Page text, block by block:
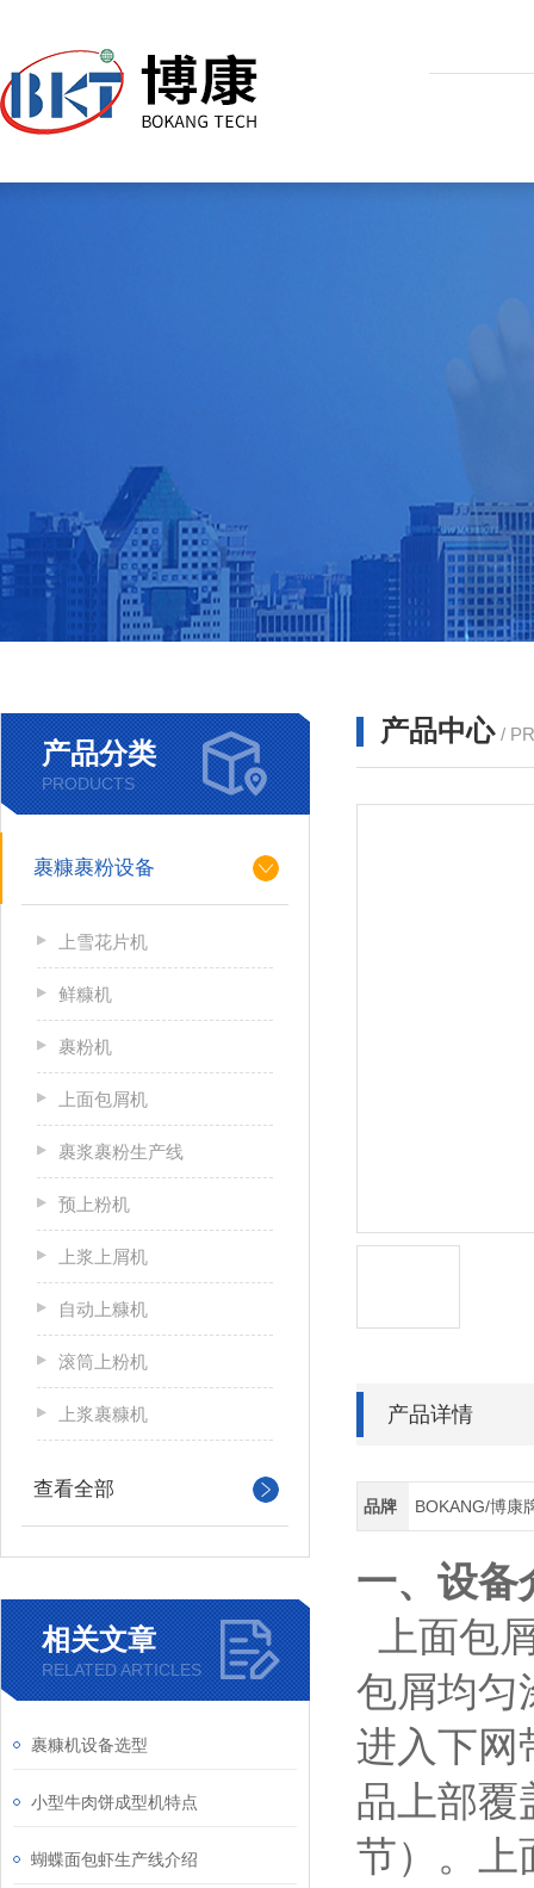
产品分类
PRODUCTS
裹糠裹粉设备
上雪花片机
鲜糠机
裹粉机
上面包屑机
裹浆裹粉生产线
预上粉机
上浆上屑机
自动上糠机
滚筒上粉机
上浆裹糠机
查看全部
相关文章
RELATED ARTICLES
裹糠机设备选型
小型牛肉饼成型机特点
蝴蝶面包虾生产线介绍
产品中心 /
产品详情
品牌 BOKANG/博康
一、设备
上面包
包屑均匀
进入下网
品上部覆
节）。上